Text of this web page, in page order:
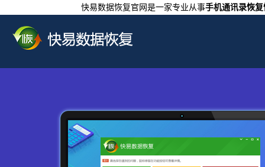
快易数据恢复官网是一家专业从事手机通讯录恢